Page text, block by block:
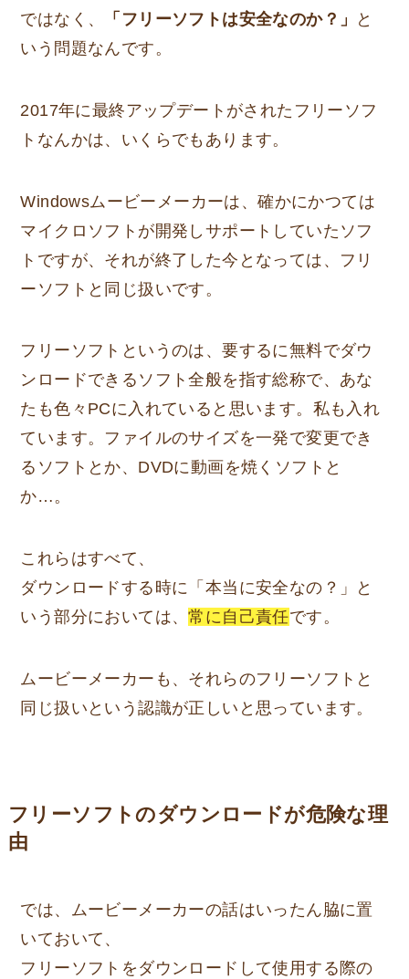
ではなく、
「フリーソフトは安全なのか？」
と
いう問題なんです。
2017年に最終アップデートがされたフリーソフ
トなんかは、いくらでもあります。
Windowsムービーメーカーは、確かにかつては
マイクロソフトが開発しサポートしていたソフ
トですが、それが終了した今となっては、フリ
ーソフトと同じ扱いです。
フリーソフトというのは、要するに無料でダウ
ンロードできるソフト全般を指す総称で、あな
たも色々PCに入れていると思います。私も入れ
ています。ファイルのサイズを一発で変更でき
るソフトとか、DVDに動画を焼くソフトと
か…。
これらはすべて、
ダウンロードする時に「本当に安全なの？」と
いう部分においては、常に自己責任です。
ムービーメーカーも、それらのフリーソフトと
同じ扱いという認識が正しいと思っています。
フリーソフトのダウンロードが危険な理
由
では、ムービーメーカーの話はいったん脇に置
いておいて、
フリーソフトをダウンロードして使用する際の